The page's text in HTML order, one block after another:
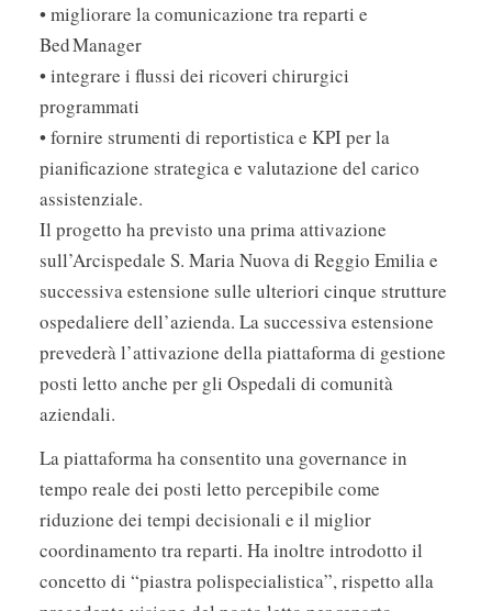
• migliorare la comunicazione tra reparti e
Bed Manager
• integrare i flussi dei ricoveri chirurgici
programmati
• fornire strumenti di reportistica e KPI per la
pianificazione strategica e valutazione del carico
assistenziale.
Il progetto ha previsto una prima attivazione
sull’Arcispedale S. Maria Nuova di Reggio Emilia e
successiva estensione sulle ulteriori cinque strutture
ospedaliere dell’azienda. La successiva estensione
prevederà l’attivazione della piattaforma di gestione
posti letto anche per gli Ospedali di comunità
aziendali.
La piattaforma ha consentito una governance in
tempo reale dei posti letto percepibile come
riduzione dei tempi decisionali e il miglior
coordinamento tra reparti. Ha inoltre introdotto il
concetto di “piastra polispecialistica”, rispetto alla